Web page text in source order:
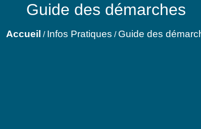
Guide des démarches
Accueil / Infos Pratiques / Guide des